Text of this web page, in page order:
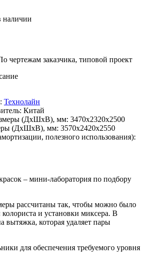
наличии
чертежам заказчика, типовой проект
Технолайн
Китай
(ДхШхВ), мм: 3470х2320х2500
(ДхШхВ), мм: 3570х2420х2550
полезного использования):
– мини-лаборатория по подбору
рассчитаны так, чтобы можно было
колориста и установки миксера. В
вытяжка, которая удаляет пары
для обеспечения требуемого уровня